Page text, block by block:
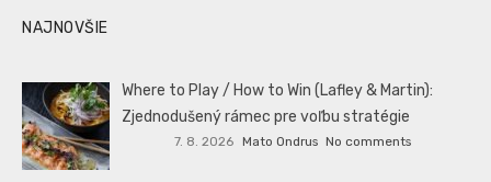
NAJNOVŠIE
Where to Play / How to Win (Lafley & Martin):
Zjednodušený rámec pre voľbu stratégie
7. 8. 2026 Mato Ondrus No comments